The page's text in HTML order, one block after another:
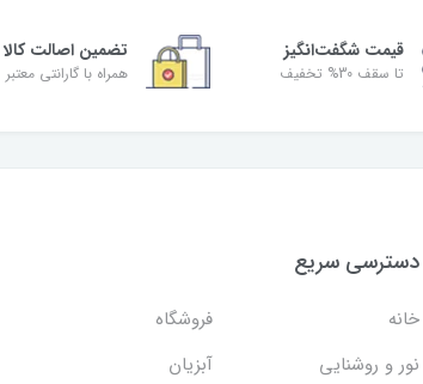
قیمت شگفت‌انگیز
تا سقف 30% تخفیف
تضمین اصالت کالا
همراه با گارانتی معتبر
دسترسی سریع
خانه
فروشگاه
نور و روشنایی
آبزیان